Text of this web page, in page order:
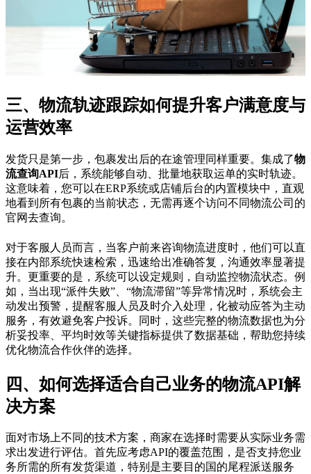
三、物流轨迹跟踪如何提升客户满意度与
运营效率
发货只是第一步，包裹发出后的在途管理同样重要。集成了物
流查询API后，系统能够自动、批量地获取运单的实时轨迹。
这意味着，您可以在ERP系统或店铺后台的内置模块中，直观
地看到所有包裹的当前状态，无需再逐个访问不同物流公司的
官网去查询。
对于客服人员而言，当客户前来咨询物流进度时，他们可以直
接在内部系统快速检索，迅速给出准确答复，沟通效率显著提
升。更重要的是，系统可以设定规则，自动监控物流状态。例
如，当出现“派件失败”、“物流滞留”等异常情况时，系统会主
动发出预警，提醒客服人员及时介入处理，化被动应答为主动
服务，有效避免客户投诉。同时，这些完整的物流数据也为分
析妥投率、平均时效等关键指标提供了数据基础，帮助您持续
优化物流合作伙伴的选择。
四、如何选择适合自己业务的物流API解
决方案
面对市场上不同的技术方案，商家在选择时需要从实际业务需
求出发进行评估。首先应考虑API的覆盖范围，是否支持您业
务所需的所有发货渠道，特别是主要目的国的尾程派送服务